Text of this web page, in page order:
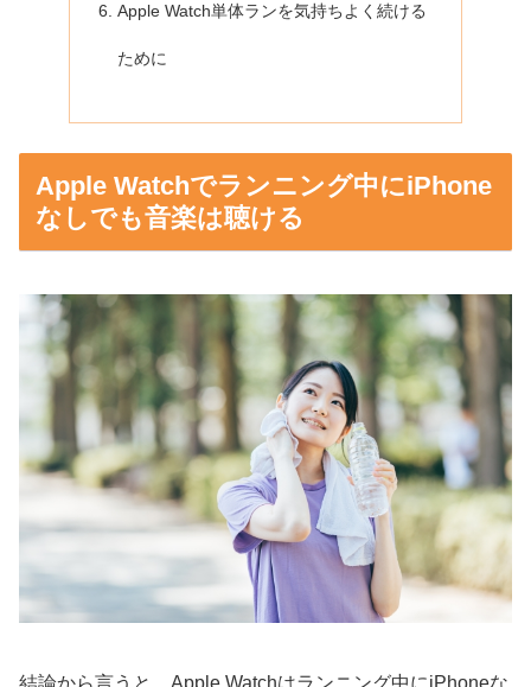
Apple Watch単体ランを気持ちよく続ける
ために
Apple Watchでランニング中にiPhone
なしでも音楽は聴ける
結論から言うと、Apple Watchはランニング中にiPhoneな